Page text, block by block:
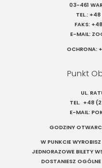
03-461
TEL.: +48
FAKS:
E-MAIL:
OCHRONA:
Punkt
UL.
TEL. +48
E-MAIL:
GODZINY
W PUNKCIE
JEDNORAZOWE BILETY
DOSTANIESZ